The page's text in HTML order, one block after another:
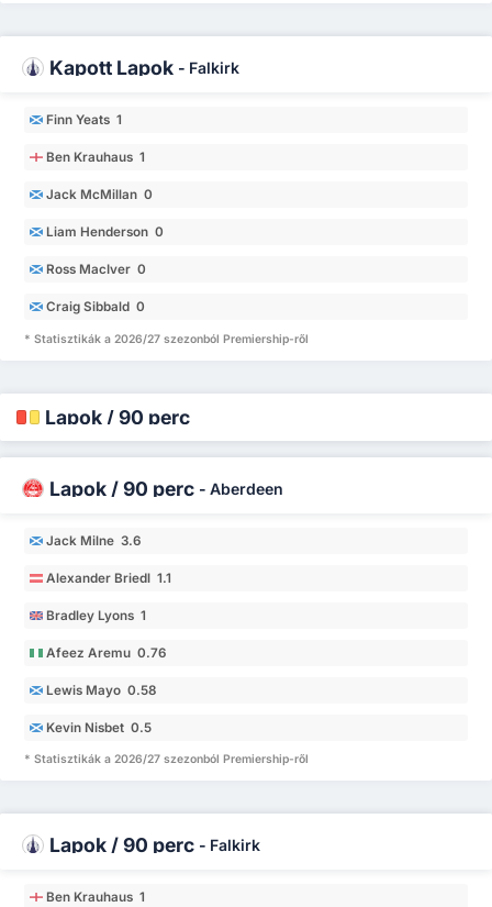
Kapott Lapok - Falkirk
Finn Yeats 1
Ben Krauhaus 1
Jack McMillan 0
Liam Henderson 0
Ross MacIver 0
Craig Sibbald 0
* Statisztikák a 2026/27 szezonból Premiership-ről
Lapok / 90 perc
Lapok / 90 perc - Aberdeen
Jack Milne 3.6
Alexander Briedl 1.1
Bradley Lyons 1
Afeez Aremu 0.76
Lewis Mayo 0.58
Kevin Nisbet 0.5
* Statisztikák a 2026/27 szezonból Premiership-ről
Lapok / 90 perc - Falkirk
Ben Krauhaus 1